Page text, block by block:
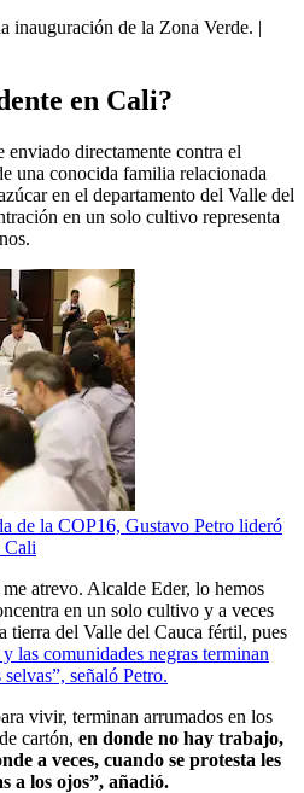
inauguración de la Zona Verde. |
en Cali?
directamente contra el
una conocida familia relacionada
en el departamento del Valle del
en un solo cultivo representa
de la COP16, Gustavo Petro lideró
Cali
atrevo. Alcalde Eder, lo hemos
en un solo cultivo y a veces
tierra del Valle del Cauca fértil, pues
las comunidades negras terminan
señaló Petro.
vivir, terminan arrumados en los
cartón, en donde no hay trabajo,
a veces, cuando se protesta les
a los ojos”, añadió.